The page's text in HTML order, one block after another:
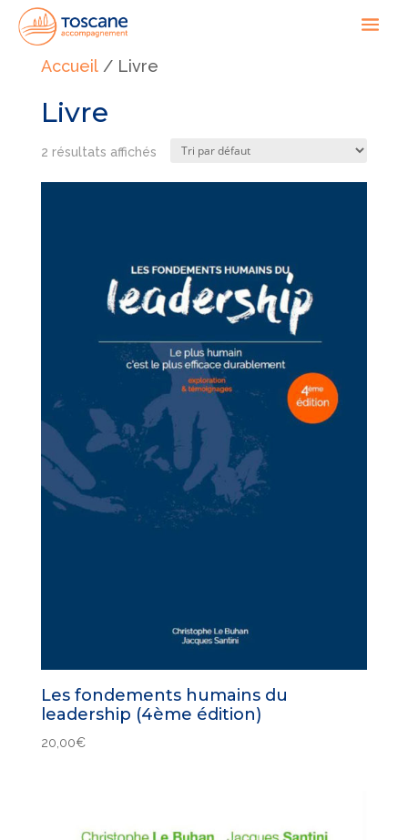
Accueil/ Livre
Livre
2 résultats affichés
Les fondements humains du
leadership (4ème édition)
20,00€